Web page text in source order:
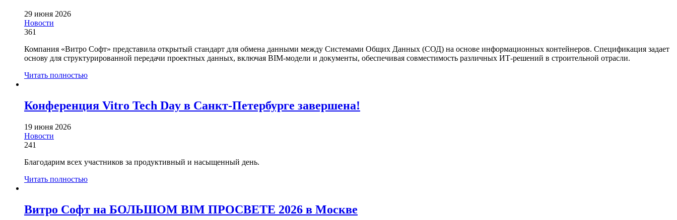
29 июня 2026
Новости
361
Компания «Витро Софт» представила открытый стандарт для обмена данными между Системами Общих Данных (СОД) на основе информационных контейнеров. Спецификация задает
основу для структурированной передачи проектных данных, включая BIM-модели и документы, обеспечивая совместимость различных ИТ-решений в строительной отрасли.
Читать полностью
Конференция Vitro Tech Day в Санкт-Петербурге завершена!
19 июня 2026
Новости
241
Благодарим всех участников за продуктивный и насыщенный день.
Читать полностью
Витро Софт на БОЛЬШОМ BIM ПРОСВЕТЕ 2026 в Москве